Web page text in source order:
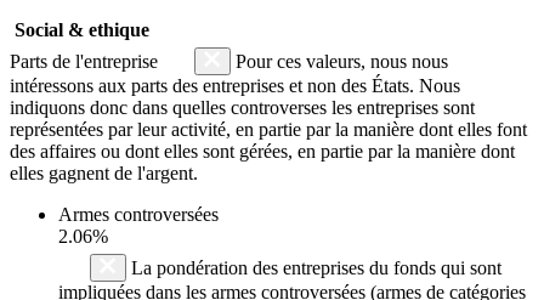
Social & ethique
Parts de l'entreprise
Pour ces valeurs, nous nous
intéressons aux parts des entreprises et non des États. Nous
indiquons donc dans quelles controverses les entreprises sont
représentées par leur activité, en partie par la manière dont elles font
des affaires ou dont elles sont gérées, en partie par la manière dont
elles gagnent de l'argent.
Armes controversées
2.06%
La pondération des entreprises du fonds qui sont
impliquées dans les armes controversées (armes de catégories